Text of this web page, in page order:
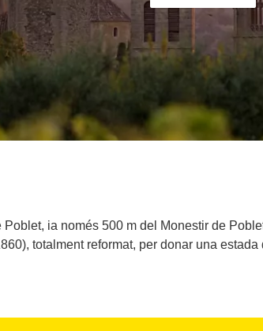
ia només 500 m del Monestir de
totalment reformat, per donar una